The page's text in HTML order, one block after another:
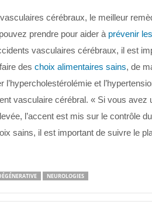
cérébraux, le meilleur
prendre pour aider à prévenir
vasculaires cérébraux, il est
des choix alimentaires sains, de
l’hypercholestérolémie et
vasculaire cérébral. « Si vous avez
l’accent est mis sur le contrôle
sains, il est important de suivre le
NEUROLOGIES